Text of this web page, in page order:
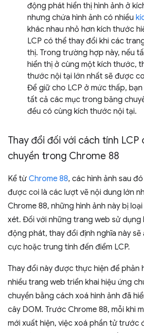
động phát hiển thị hình ảnh ở
nhưng chứa hình ảnh có nhiều
khác nhau nhỏ hơn kích thước
LCP có thể thay đổi khi các
thị. Trong trường hợp này, nếu
hiển thị ở cùng một kích thước,
thước nội tại lớn nhất sẽ được
Để giữ cho LCP ở mức thấp,
tất cả các mục trong băng
đều có cùng kích thước nội tại.
Thay đổi đối với cách tính LCP
chuyền trong Chrome 88
Kể từ Chrome 88, các hình ảnh sau
được coi là các lượt vẽ nội dung lớn
Chrome 88, những hình ảnh này bị
xét. Đối với những trang web sử dụng
động phát, thay đổi định nghĩa này
cực hoặc trung tính đến điểm LCP.
Thay đổi này được thực hiện để phản
nhiều trang web triển khai hiệu ứng
chuyền bằng cách xoá hình ảnh đã
cây DOM. Trước Chrome 88, mỗi khi
mới xuất hiện, việc xoá phần tử trước